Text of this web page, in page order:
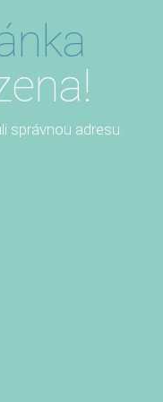
správnou adresu.